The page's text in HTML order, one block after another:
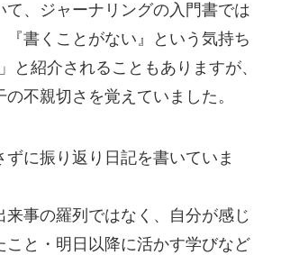
て、ジャーナリングの入門書では
『書くことがない』という気持ち
と紹介されることもありますが、
不親切さを覚えていました。
ずに振り返り日記を書いていま
来事の羅列ではなく、自分が感じ
こと・明日以降に活かす学びなど